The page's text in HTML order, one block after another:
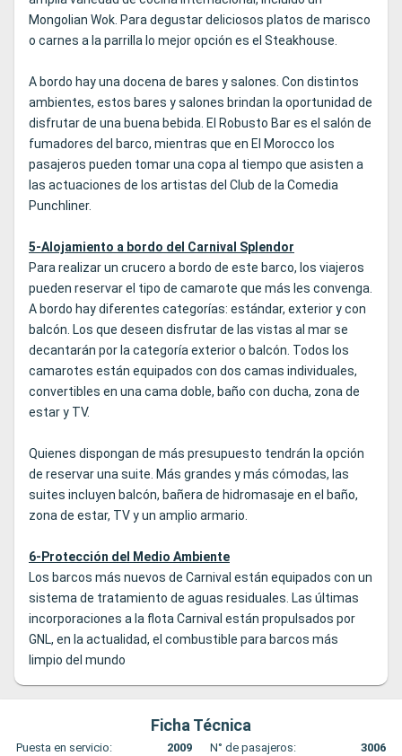
Mongolian Wok. Para degustar deliciosos platos de marisco
o carnes a la parrilla lo mejor opción es el Steakhouse.
A bordo hay una docena de bares y salones. Con distintos
ambientes, estos bares y salones brindan la oportunidad de
disfrutar de una buena bebida. El Robusto Bar es el salón de
fumadores del barco, mientras que en El Morocco los
pasajeros pueden tomar una copa al tiempo que asisten a
las actuaciones de los artistas del Club de la Comedia
Punchliner.
5-Alojamiento a bordo del Carnival Splendor
Para realizar un crucero a bordo de este barco, los viajeros
pueden reservar el tipo de camarote que más les convenga.
A bordo hay diferentes categorías: estándar, exterior y con
balcón. Los que deseen disfrutar de las vistas al mar se
decantarán por la categoría exterior o balcón. Todos los
camarotes están equipados con dos camas individuales,
convertibles en una cama doble, baño con ducha, zona de
estar y TV.
Quienes dispongan de más presupuesto tendrán la opción
de reservar una suite. Más grandes y más cómodas, las
suites incluyen balcón, bañera de hidromasaje en el baño,
zona de estar, TV y un amplio armario.
6-Protección del Medio Ambiente
Los barcos más nuevos de Carnival están equipados con un
sistema de tratamiento de aguas residuales. Las últimas
incorporaciones a la flota Carnival están propulsados por
GNL, en la actualidad, el combustible para barcos más
limpio del mundo
Ficha Técnica
Puesta en servicio: 2009 N° de pasajeros:
3006